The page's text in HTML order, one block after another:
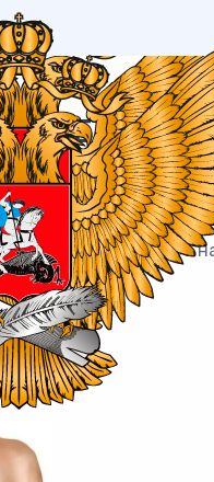
/
Как называют такое